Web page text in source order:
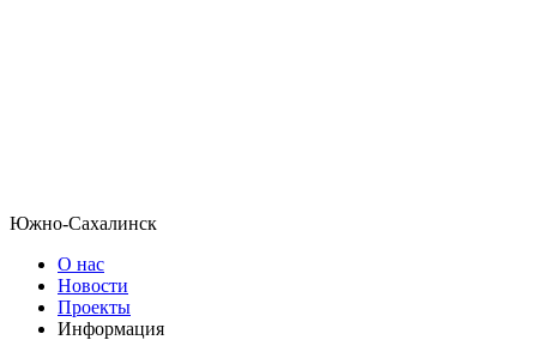
Южно-Сахалинск
О нас
Новости
Проекты
Информация